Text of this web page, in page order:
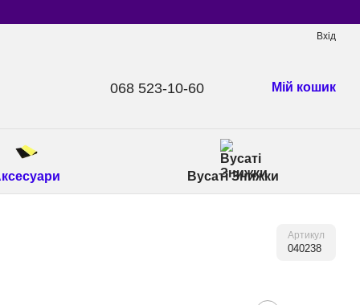
Вхід
068 523-10-60 Мій кошик
Вусаті Знижки
Артикул
040238